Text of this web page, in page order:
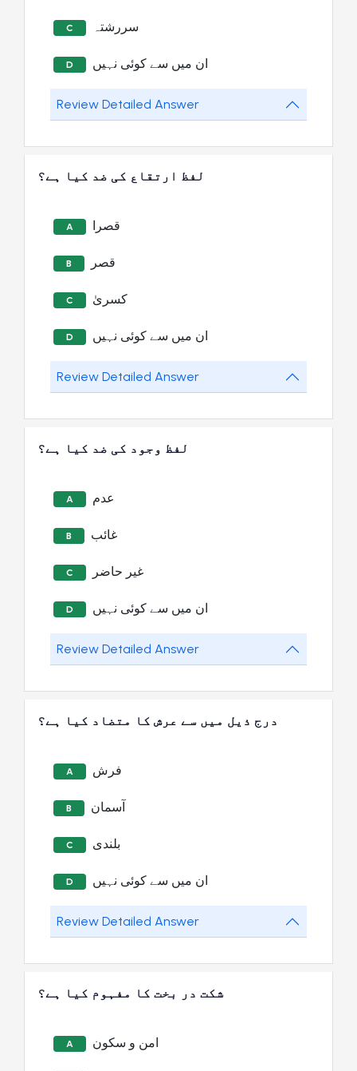
C سررشتہ
D ان میں سے کوئی نہیں
Review Detailed Answer
لفظ ارتقاع کی ضد کیا ہے؟
A قصرا
B قصر
C کسریٰ
D ان میں سے کوئی نہیں
Review Detailed Answer
لفظ وجود کی ضد کیا ہے؟
A عدم
B غائب
C غیر حاضر
D ان میں سے کوئی نہیں
Review Detailed Answer
درج ذیل میں سے عرش کا متضاد کیا ہے؟
A فرش
B آسمان
C بلندی
D ان میں سے کوئی نہیں
Review Detailed Answer
شکت در بخت کا مفہوم کیا ہے؟
A امن و سکون